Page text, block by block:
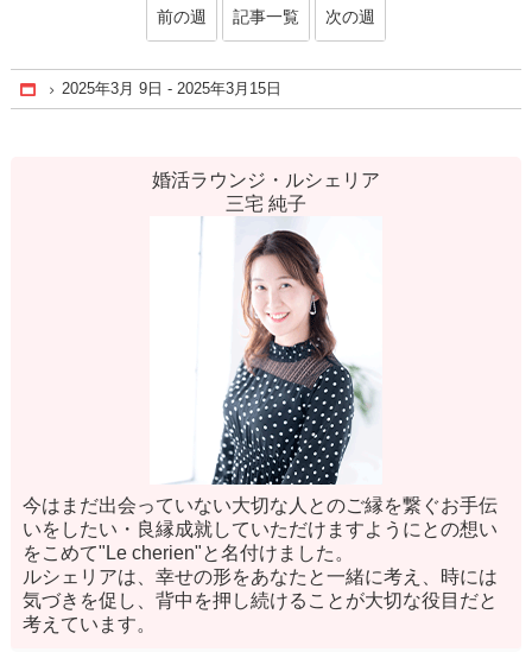
前の週 記事一覧 次の週
Home
2025年3月 9日 - 2025年3月15日
婚活ラウンジ・ルシェリア
三宅 純子
今はまだ出会っていない大切な人とのご縁を繋ぐお手伝
いをしたい・良縁成就していただけますようにとの想い
をこめて"Le cherien"と名付けました。
ルシェリアは、幸せの形をあなたと一緒に考え、時には
気づきを促し、背中を押し続けることが大切な役目だと
考えています。